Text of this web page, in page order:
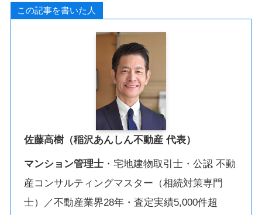
この記事を書いた人
佐藤高樹（稲沢あんしん不動産 代表）
マンション管理士 ・宅地建物取引士・公認 不動
産コンサルティングマスター（相続対策専門
士）／不動産業界28年・査定実績5,000件超